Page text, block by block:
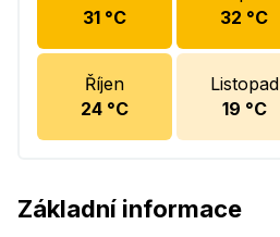
31 °C
32 °C
Říjen
24 °C
Listopad
19 °C
Základní informace